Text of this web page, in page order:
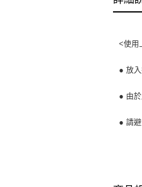
<使用
● 放
● 由
● 請